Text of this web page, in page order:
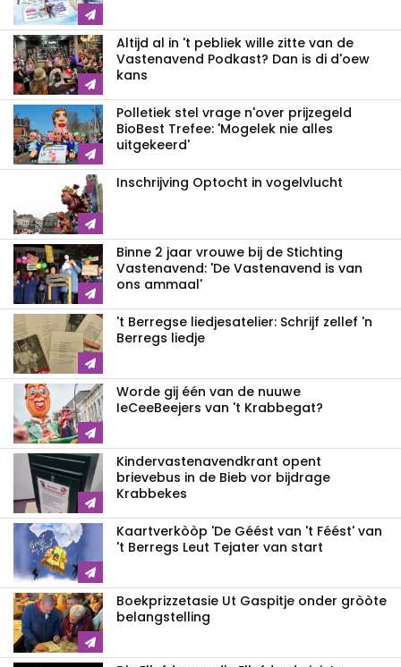
Altijd al in 't pebliek wille zitte van de
Vastenavend Podkast? Dan is di d'oew
kans
Polletiek stel vrage n'over prijzegeld
BioBest Trefee: 'Mogelek nie alles
uitgekeerd'
Inschrijving Optocht in vogelvlucht
Binne 2 jaar vrouwe bij de Stichting
Vastenavend: 'De Vastenavend is van
ons ammaal'
't Berregse liedjesatelier: Schrijf zellef 'n
Berregs liedje
Worde gij één van de nuuwe
IeCeeBeejers van 't Krabbegat?
Kindervastenavendkrant opent
brievebus in de Bieb vor bijdrage
Krabbekes
Kaartverkòòp 'De Géést van 't Féést' van
't Berregs Leut Tejater van start
Boekprizzetasie Ut Gaspitje onder gròòte
belangstelling